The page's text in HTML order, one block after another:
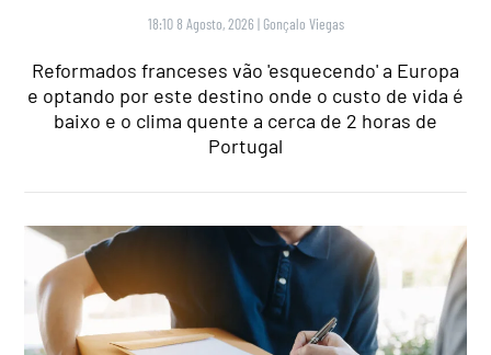
18:10 8 Agosto, 2026 | Gonçalo Viegas
Reformados franceses vão 'esquecendo' a Europa
e optando por este destino onde o custo de vida é
baixo e o clima quente a cerca de 2 horas de
Portugal